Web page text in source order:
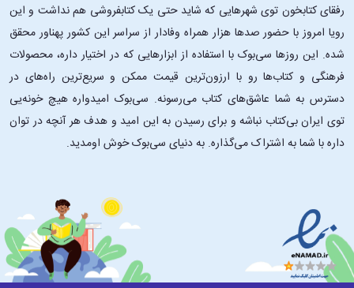
رفقای کتابخون توی شهرهایی که شاید حتی یک کتابفروشی هم نداشت و این
رویا امروز با حضور صدها هزار همراه وفادار از سراسر این کشور پهناور محقق
شده. این ‌روزها سی‌بوک با استفاده از ابزارهایی که در اختیار داره، محصولات
فرهنگی و کتاب‌ها رو با ارزون‌ترین قیمت ممکن و سریع‌ترین راه‌های در
دسترس به شما عاشق‌های کتاب می‌رسونه. سی‌بوک امیدواره هیچ خونه‌یی
توی ایران بی‌کتاب نباشه و برای رسیدن به این امید و هدف هر آنچه در توان
داره با شما به اشتراک می‌گذاره. به دنیای سی‌بوک خوش اومدید.